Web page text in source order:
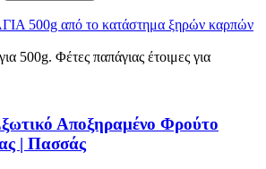
Αποξηραμένο Φρούτο
| Πασσάς